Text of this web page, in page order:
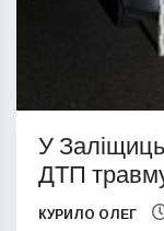
У
ДТП
КУРИЛО ОЛЕГ